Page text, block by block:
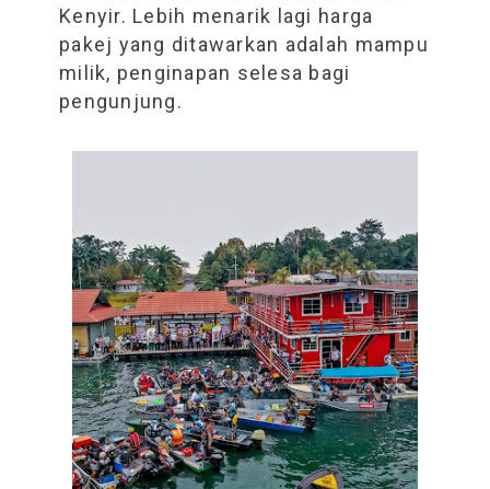
Kenyir. Lebih menarik lagi harga
pakej yang ditawarkan adalah mampu
milik, penginapan selesa bagi
pengunjung.